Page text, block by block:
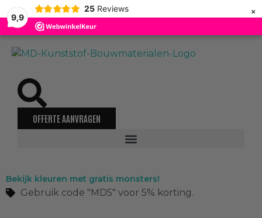
9,9
25 Reviews ×
OFFERTE AANVRAGEN
Bekijk kleuren met gratis monsters!
Gebruik code "MD5" voor 5% korting.